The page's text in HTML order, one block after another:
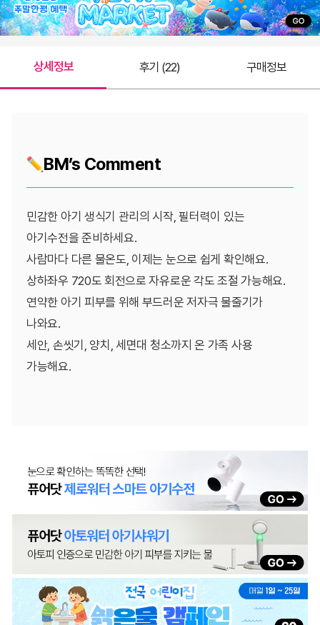
상세정보 후기 (22) 구매정보
BM’s Comment
민감한 아기 생식기 관리의 시작, 필터력이 있는
아기수전을 준비하세요.
사람마다 다른 물온도, 이제는 눈으로 쉽게 확인해요.
상하좌우 720도 회전으로 자유로운 각도 조절 가능해요.
연약한 아기 피부를 위해 부드러운 저자극 물줄기가
나와요.
세안, 손씻기, 양치, 세면대 청소까지 온 가족 사용
가능해요.